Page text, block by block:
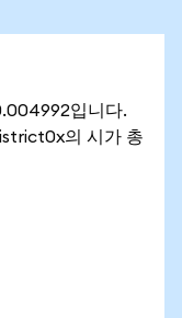
입니다.
의 시가 총